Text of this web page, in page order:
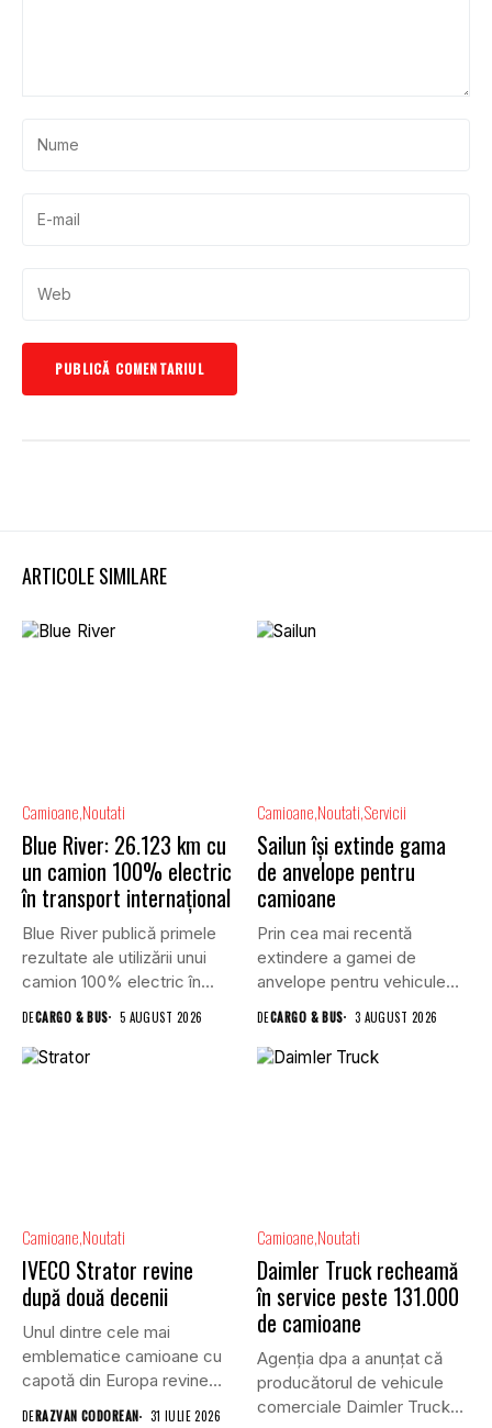
ARTICOLE SIMILARE
Camioane Noutati
Blue River: 26.123 km cu
un camion 100% electric
în transport internațional
Blue River publică primele
rezultate ale utilizării unui
camion 100% electric în...
DECARGO & BUS 5 AUGUST 2026
Camioane Noutati Servicii
Sailun își extinde gama
de anvelope pentru
camioane
Prin cea mai recentă
extindere a gamei de
anvelope pentru vehicule
DECARGO & BUS 3 AUGUST 2026
Camioane Noutati
IVECO Strator revine
după două decenii
Unul dintre cele mai
emblematice camioane cu
capotă din Europa revine
în...
DERAZVAN CODOREAN 31 IULIE 2026
Camioane Noutati
Daimler Truck recheamă
în service peste 131.000
de camioane
Agenția dpa a anunțat că
producătorul de vehicule
comerciale Daimler Truck